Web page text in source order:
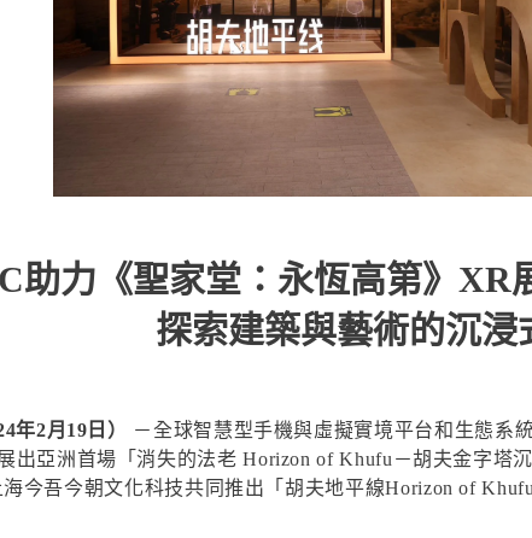
助力《聖家堂：永恆高第》XR
探索建築與藝術的沉浸
年2月19日）
－全球智慧型手機與虛擬實境平台和生態系
出亞洲首場「消失的法老 Horizon of Khufu－胡夫金字塔
今吾今朝文化科技共同推出「胡夫地平線Horizon of